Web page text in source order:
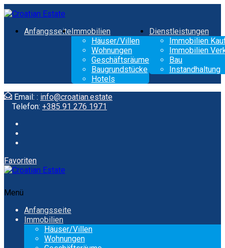
AnfangsseiteImmobilien
Häuser/Villen
Wohnungen
Geschäftsräume
Baugrundstücke
Hotels
Dienstleistungen
Immobilien
Immobilien
Bau
Instandhaltung
Email: : info@croatian.estate
Telefon: +385 91 276 1971
Favoriten
Menü
Anfangsseite
Immobilien
Häuser/Villen
Wohnungen